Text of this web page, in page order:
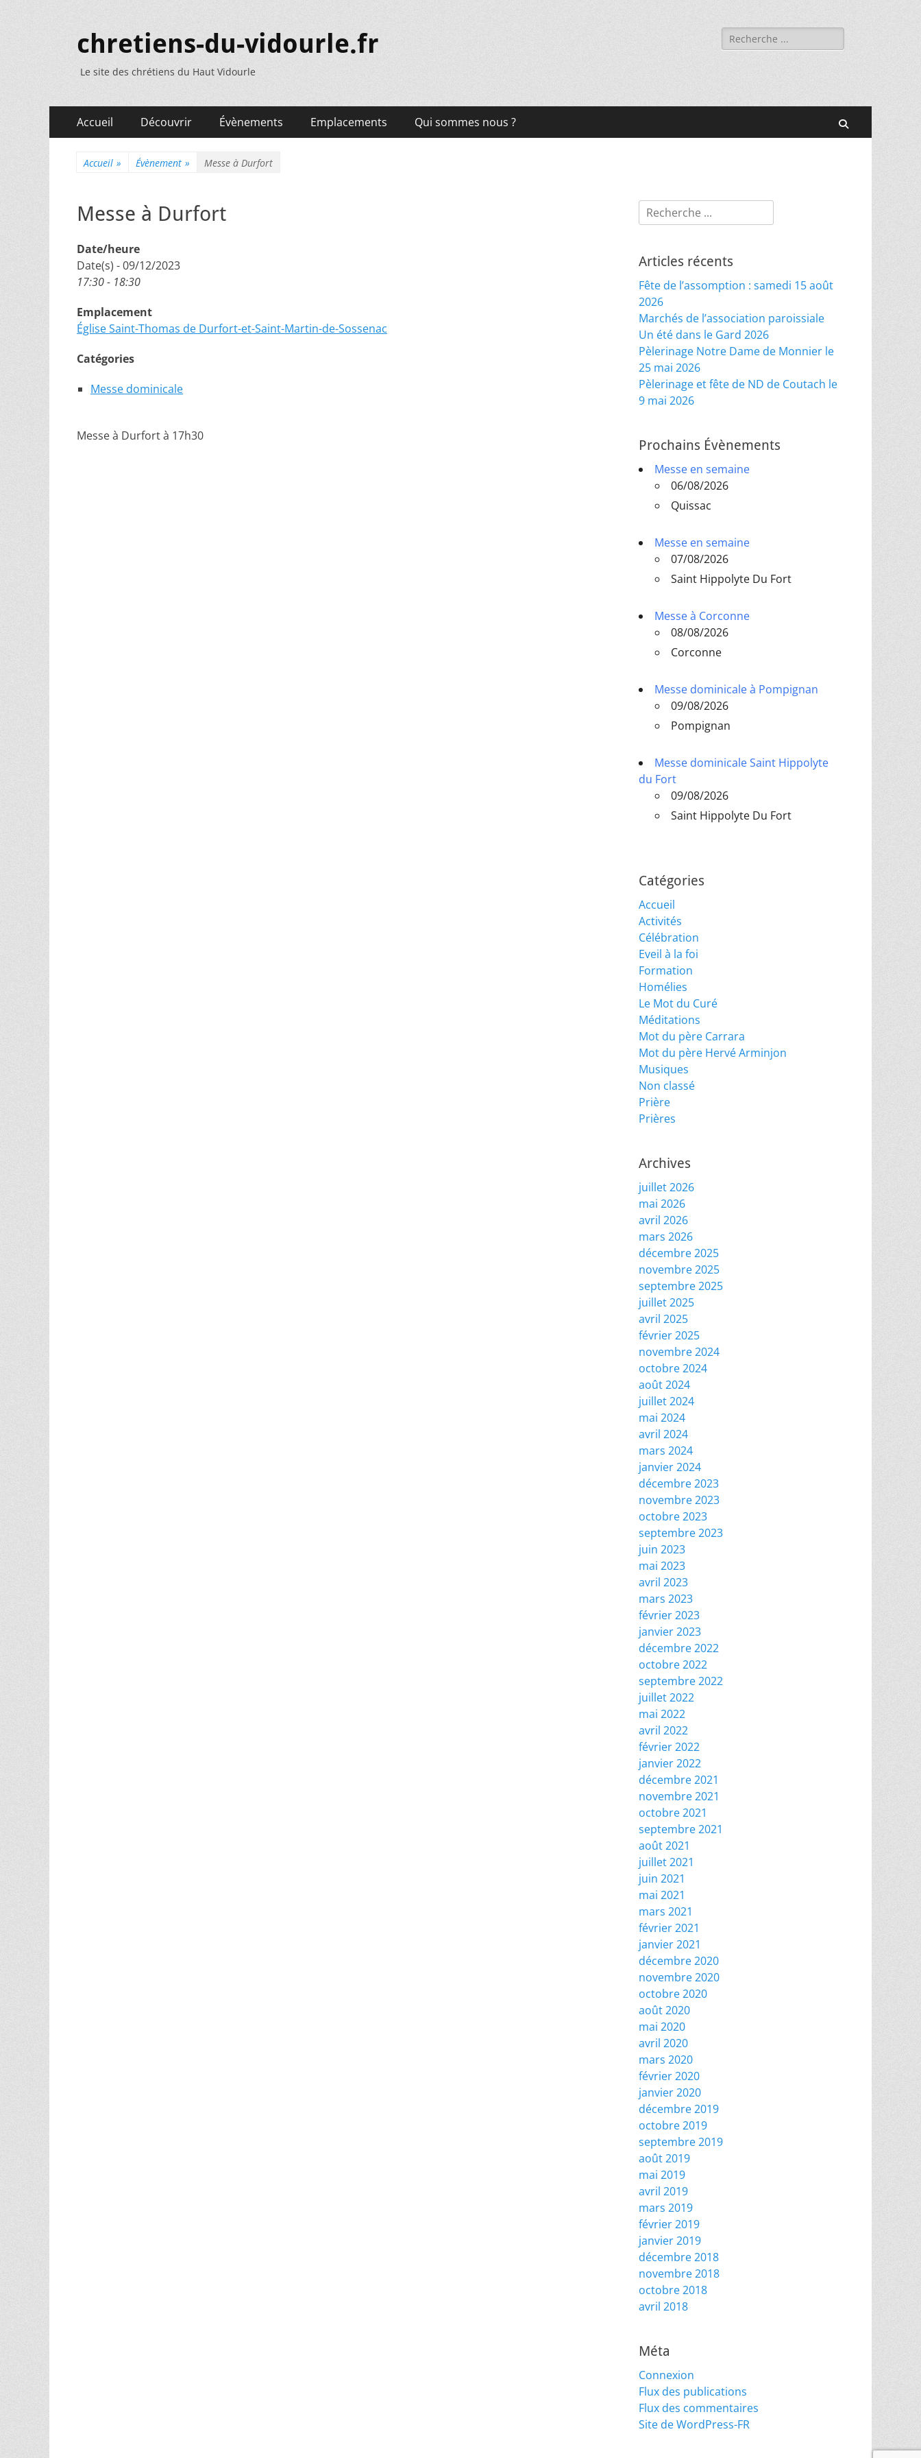
chretiens-du-vidourle.fr
Le site des chrétiens du Haut Vidourle
Rechercher :
Menu
principal
Accueil Découvrir Évènements Emplacements Qui sommes nous ?
Accueil » Évènement » Messe à Durfort
Messe à Durfort
Date/heure
Date(s) - 09/12/2023
17:30 - 18:30
Emplacement
Église Saint-Thomas de Durfort-et-Saint-Martin-de-Sossenac
Catégories
Messe dominicale
Messe à Durfort à 17h30
Rechercher :
Articles récents
Fête de l’assomption : samedi 15 août
2026
Marchés de l’association paroissiale
Un été dans le Gard 2026
Pèlerinage Notre Dame de Monnier le
25 mai 2026
Pèlerinage et fête de ND de Coutach le
9 mai 2026
Prochains Évènements
Messe en semaine
06/08/2026
Quissac
Messe en semaine
07/08/2026
Saint Hippolyte Du Fort
Messe à Corconne
08/08/2026
Corconne
Messe dominicale à Pompignan
09/08/2026
Pompignan
Messe dominicale Saint Hippolyte
du Fort
09/08/2026
Saint Hippolyte Du Fort
Catégories
Accueil
Activités
Célébration
Eveil à la foi
Formation
Homélies
Le Mot du Curé
Méditations
Mot du père Carrara
Mot du père Hervé Arminjon
Musiques
Non classé
Prière
Prières
Archives
juillet 2026
mai 2026
avril 2026
mars 2026
décembre 2025
novembre 2025
septembre 2025
juillet 2025
avril 2025
février 2025
novembre 2024
octobre 2024
août 2024
juillet 2024
mai 2024
avril 2024
mars 2024
janvier 2024
décembre 2023
novembre 2023
octobre 2023
septembre 2023
juin 2023
mai 2023
avril 2023
mars 2023
février 2023
janvier 2023
décembre 2022
octobre 2022
septembre 2022
juillet 2022
mai 2022
avril 2022
février 2022
janvier 2022
décembre 2021
novembre 2021
octobre 2021
septembre 2021
août 2021
juillet 2021
juin 2021
mai 2021
mars 2021
février 2021
janvier 2021
décembre 2020
novembre 2020
octobre 2020
août 2020
mai 2020
avril 2020
mars 2020
février 2020
janvier 2020
décembre 2019
octobre 2019
septembre 2019
août 2019
mai 2019
avril 2019
mars 2019
février 2019
janvier 2019
décembre 2018
novembre 2018
octobre 2018
avril 2018
Méta
Connexion
Flux des publications
Flux des commentaires
Site de WordPress-FR